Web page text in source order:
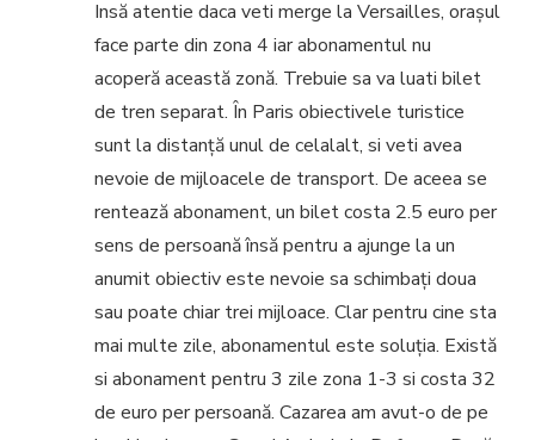
Insă atentie daca veti merge la Versailles, orașul
face parte din zona 4 iar abonamentul nu
acoperă această zonă. Trebuie sa va luati bilet
de tren separat. În Paris obiectivele turistice
sunt la distanță unul de celalalt, si veti avea
nevoie de mijloacele de transport. De aceea se
rentează abonament, un bilet costa 2.5 euro per
sens de persoană însă pentru a ajunge la un
anumit obiectiv este nevoie sa schimbați doua
sau poate chiar trei mijloace. Clar pentru cine sta
mai multe zile, abonamentul este soluția. Există
si abonament pentru 3 zile zona 1-3 si costa 32
de euro per persoană. Cazarea am avut-o de pe